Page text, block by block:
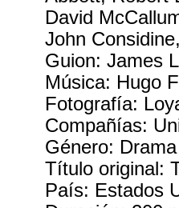
David
John
Guion: James
Música: Hugo
Fotografía:
Compañías:
Género: Drama
Título original:
País: Estados